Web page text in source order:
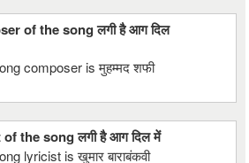
of the song लगी है आग दिल
composer is मुहम्मद शफी
the song लगी है आग दिल में
lyricist is खुमार बाराबंकवी